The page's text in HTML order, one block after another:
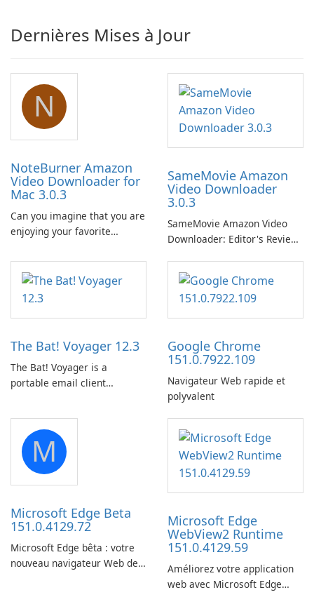
Dernières Mises à Jour
N
NoteBurner Amazon
Video Downloader for
Mac 3.0.3
Can you imagine that you are
enjoying your favorite
lying on the beach, camping
in the woods or even during
your long commute to work
SameMovie Amazon
Video Downloader
3.0.3
SameMovie Amazon Video
Downloader: Editor's Review
Downloader is a desktop
utility for saving Amazon
Prime Video titles and other
Amazon web-player content
The Bat! Voyager 12.3
The Bat! Voyager is a
portable email client
portable media on any
computer running Microsoft
Windows.
Google Chrome
151.0.7922.109
Navigateur Web rapide et
polyvalent
M
Microsoft Edge Beta
151.0.4129.72
Microsoft Edge bêta : votre
nouveau navigateur Web de
Microsoft Edge
WebView2 Runtime
151.0.4129.59
Améliorez votre application
web avec Microsoft Edge